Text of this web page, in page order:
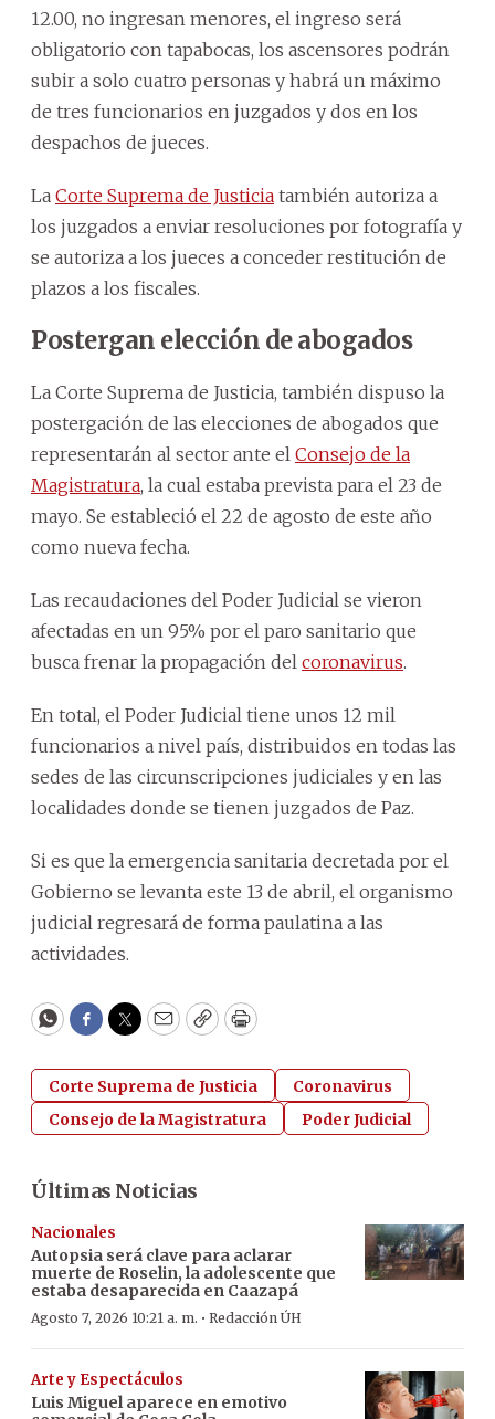
12.00, no ingresan menores, el ingreso será
obligatorio con tapabocas, los ascensores podrán
subir a solo cuatro personas y habrá un máximo
de tres funcionarios en juzgados y dos en los
despachos de jueces.
La Corte Suprema de Justicia también autoriza a
los juzgados a enviar resoluciones por fotografía y
se autoriza a los jueces a conceder restitución de
plazos a los fiscales.
Postergan elección de abogados
La Corte Suprema de Justicia, también dispuso la
postergación de las elecciones de abogados que
representarán al sector ante el Consejo de la
Magistratura, la cual estaba prevista para el 23 de
mayo. Se estableció el 22 de agosto de este año
como nueva fecha.
Las recaudaciones del Poder Judicial se vieron
afectadas en un 95% por el paro sanitario que
busca frenar la propagación del coronavirus.
En total, el Poder Judicial tiene unos 12 mil
funcionarios a nivel país, distribuidos en todas las
sedes de las circunscripciones judiciales y en las
localidades donde se tienen juzgados de Paz.
Si es que la emergencia sanitaria decretada por el
Gobierno se levanta este 13 de abril, el organismo
judicial regresará de forma paulatina a las
actividades.
WhatsApp
Facebook
Twitter
EmailCopyPrint
Corte Suprema de Justicia
Coronavirus
Consejo de la Magistratura
Poder Judicial
Últimas Noticias
Nacionales
Autopsia será clave para aclarar
muerte de Roselin, la adolescente que
estaba desaparecida en Caazapá
Agosto 7, 2026 10:21 a. m. · Redacción ÚH
Arte y Espectáculos
Luis Miguel aparece en emotivo